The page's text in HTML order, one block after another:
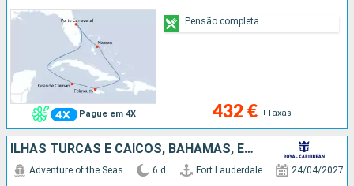
Pague em 4X 432 € +Taxas
Pensão completa
ILHAS TURCAS E CAICOS, BAHAMAS, ESTADOS UNIDOS
Adventure of the Seas 6 d Fort Lauderdale 24/04/2027